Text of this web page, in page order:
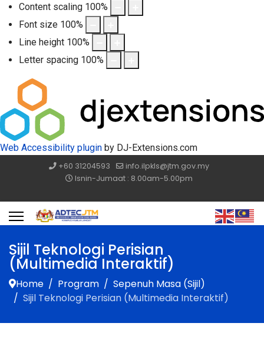
Content scaling 100%
Font size 100%
Line height 100%
Letter spacing 100%
Web Accessibility plugin by DJ-Extensions.com
+60 31204593
info.ilpkls@jtm.gov.my
Isnin-Jumaat : 8.00am-5.00pm
Sijil Teknologi Perisian
(Multimedia Interaktif)
Home Program
Sepenuh Masa (Sijil)
Sijil Teknologi Perisian (Multimedia Interaktif)